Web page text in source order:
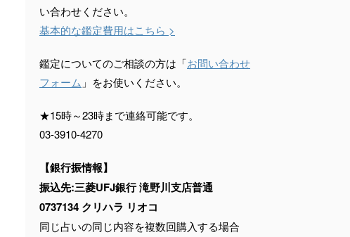
い合わせください。
基本的な鑑定費用はこちら >
鑑定についてのご相談の方は「お問い合わせ
フォーム 」をお使いください。
★15時～23時まで連絡可能です。
03-3910-4270
【銀行振情報】
振込先:三菱UFJ銀行 滝野川支店普通
0737134 クリハラ リオコ
同じ占いの同じ内容を複数回購入する場合